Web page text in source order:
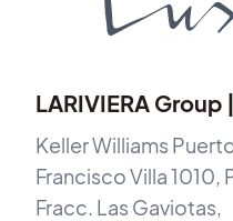
LARIVIERA Group
Keller Williams
Francisco Villa 1010,
Fracc. Las Gaviotas,